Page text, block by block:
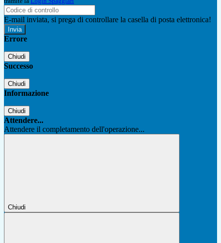
E-mail inviata, si prega di controllare la casella di posta elettronica!
Errore
Chiudi
Successo
Chiudi
Informazione
Chiudi
Attendere...
Attendere il completamento dell'operazione...
Chiudi